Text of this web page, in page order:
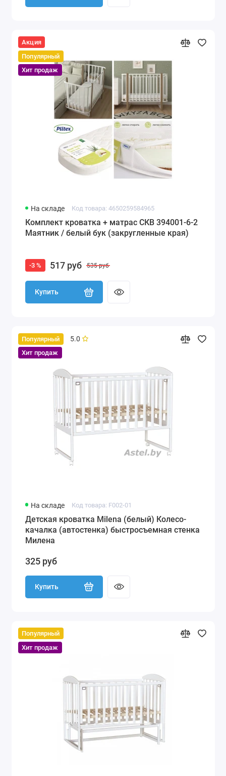
Акция
Популярный
Хит продаж
На складе Код товара: 4650259584965
Комплект кроватка + матрас СКВ 394001-6-2
Маятник / белый бук (закругленные края)
-3 % 517 руб 535 руб
Купить
Популярный
Хит продаж
5.0
На складе Код товара: F002-01
Детская кроватка Milena (белый) Колесо-
качалка (автостенка) быстросъемная стенка
Милена
325 руб
Купить
Популярный
Хит продаж